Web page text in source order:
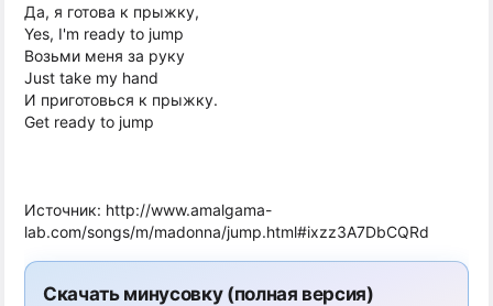
Да, я готова к прыжку,
Yes, I'm ready to jump
Возьми меня за руку
Just take my hand
И приготовься к прыжку.
Get ready to jump
Источник: http://www.amalgama-
lab.com/songs/m/madonna/jump.html#ixzz3A7DbCQRd
Скачать минусовку (полная версия)